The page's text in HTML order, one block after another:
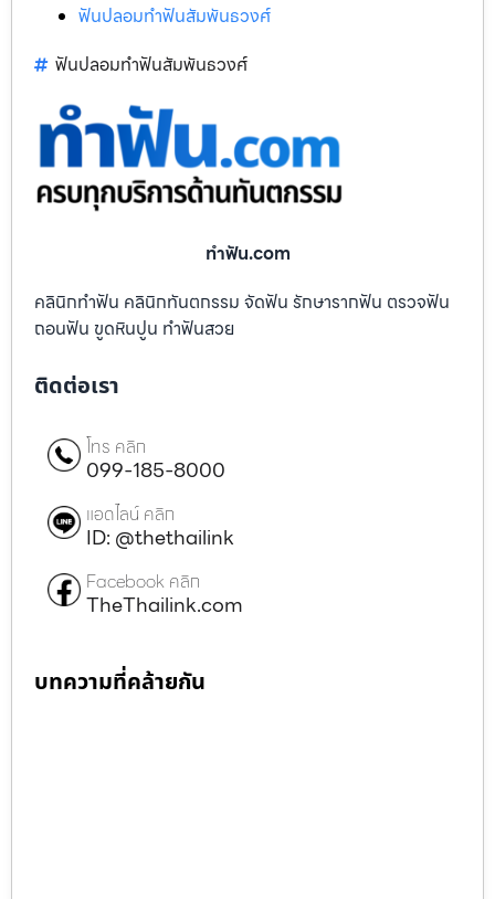
ฟันปลอมทำฟันสัมพันธวงศ์
ฟันปลอมทำฟันสัมพันธวงศ์
ทําฟัน.com
คลินิกทำฟัน คลินิกทันตกรรม จัดฟัน รักษารากฟัน ตรวจฟัน
ถอนฟัน ขูดหินปูน ทำฟันสวย
ติดต่อเรา
โทร คลิก
099-185-8000
แอดไลน์ คลิก
ID: @thethailink
Facebook คลิก
TheThailink.com
บทความที่คล้ายกัน